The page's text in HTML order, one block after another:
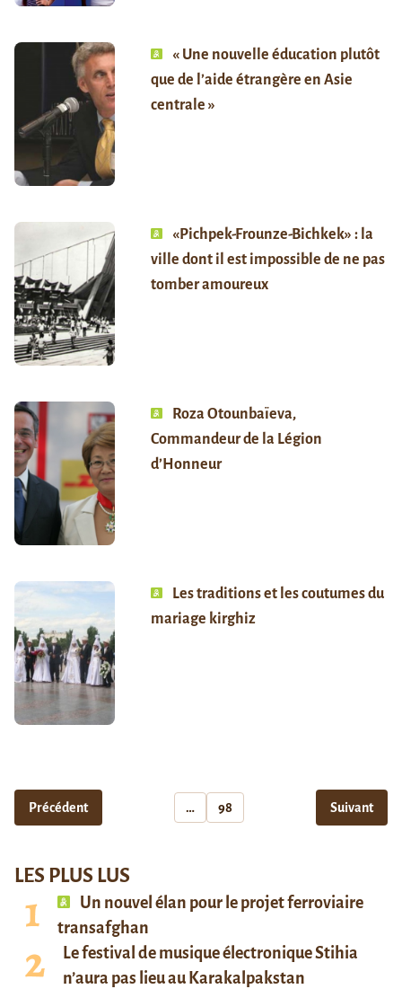
« Une nouvelle éducation plutôt
que de l’aide étrangère en Asie
centrale »
«Pichpek-Frounze-Bichkek» : la
ville dont il est impossible de ne pas
tomber amoureux
Roza Otounbaïeva,
Commandeur de la Légion
d’Honneur
Les traditions et les coutumes du
mariage kirghiz
Précédent … 98 Suivant
LES PLUS LUS
Un nouvel élan pour le projet ferroviaire
transafghan
Le festival de musique électronique Stihia
n’aura pas lieu au Karakalpakstan